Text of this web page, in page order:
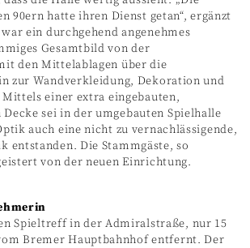
90ern hatte ihren Dienst getan“, ergänzt
ein durchgehend angenehmes
Gesamtbild von der
den Mittelablagen über die
zur Wandverkleidung, Dekoration und
Mittels einer extra eingebauten,
sei in der umgebauten Spielhalle
auch eine nicht zu vernachlässigende,
entstanden. Die Stammgäste, so
von der neuen Einrichtung.
Spieltreff in der Admiralstraße, nur 15
Bremer Hauptbahnhof entfernt. Der